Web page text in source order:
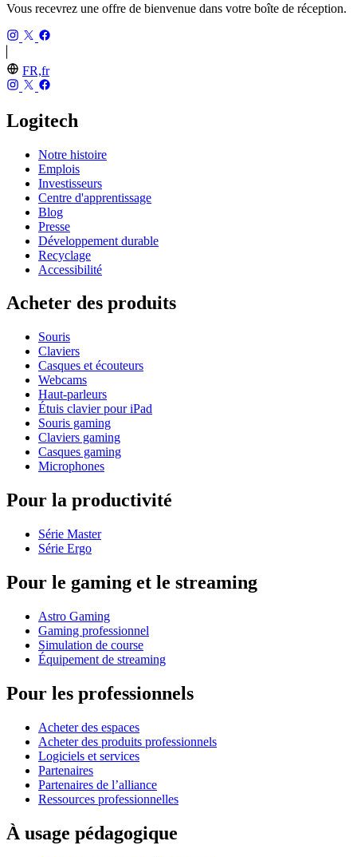
Vous recevrez une offre de bienvenue dans votre boîte de réception.
FR,fr
Logitech
Notre histoire
Emplois
Investisseurs
Centre d'apprentissage
Blog
Presse
Développement durable
Recyclage
Accessibilité
Acheter des produits
Souris
Claviers
Casques et écouteurs
Webcams
Haut-parleurs
Étuis clavier pour iPad
Souris gaming
Claviers gaming
Casques gaming
Microphones
Pour la productivité
Série Master
Série Ergo
Pour le gaming et le streaming
Astro Gaming
Gaming professionnel
Simulation de course
Équipement de streaming
Pour les professionnels
Acheter des espaces
Acheter des produits professionnels
Logiciels et services
Partenaires
Partenaires de l’alliance
Ressources professionnelles
À usage pédagogique